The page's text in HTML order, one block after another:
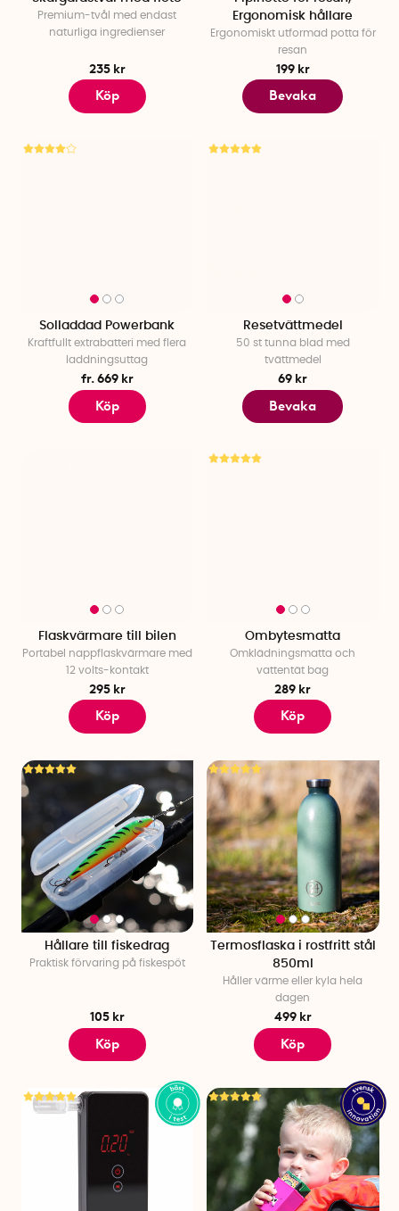
Premium-tvål med endast
naturliga ingredienser
235 kr
Köp
Ergonomisk hållare
Ergonomiskt utformad potta för
resan
199 kr
Bevaka
Solladdad Powerbank
Kraftfullt extrabatteri med flera
laddningsuttag
fr. 669 kr
Köp
Resetvättmedel
50 st tunna blad med
tvättmedel
69 kr
Bevaka
Flaskvärmare till bilen
Portabel nappflaskvärmare med
12 volts-kontakt
295 kr
Köp
Ombytesmatta
Omklädningsmatta och
vattentät bag
289 kr
Köp
Hållare till fiskedrag
Praktisk förvaring på fiskespöt
105 kr
Köp
Termosflaska i rostfritt stål
850ml
Håller värme eller kyla hela
dagen
499 kr
Köp